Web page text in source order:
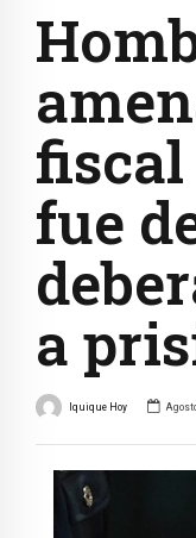
fue
a
Iquique Hoy